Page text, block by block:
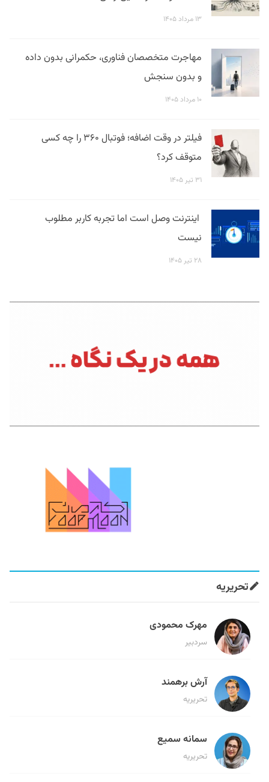
۱۳ مرداد ۱۴۰۵
مهاجرت متخصصان فناوری، حکمرانی بدون داده
و بدون سنجش
۱۰ مرداد ۱۴۰۵
فیلتر در وقت اضافه؛ فوتبال ۳۶۰ را چه کسی
متوقف کرد؟
۳۱ تیر ۱۴۰۵
اینترنت وصل است اما تجربه کاربر مطلوب
نیست
۲۸ تیر ۱۴۰۵
تحریریه
مهرک محمودی
سردبیر
آرش برهمند
تحریریه
سمانه سمیع
تحریریه